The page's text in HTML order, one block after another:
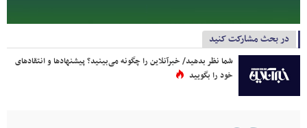
در بحث مشارکت کنید
شما نظر بدهید/ خبرآنلاین را چگونه می‌بینید؟ پیشنهادها و انتقادهای
خود را بگویید